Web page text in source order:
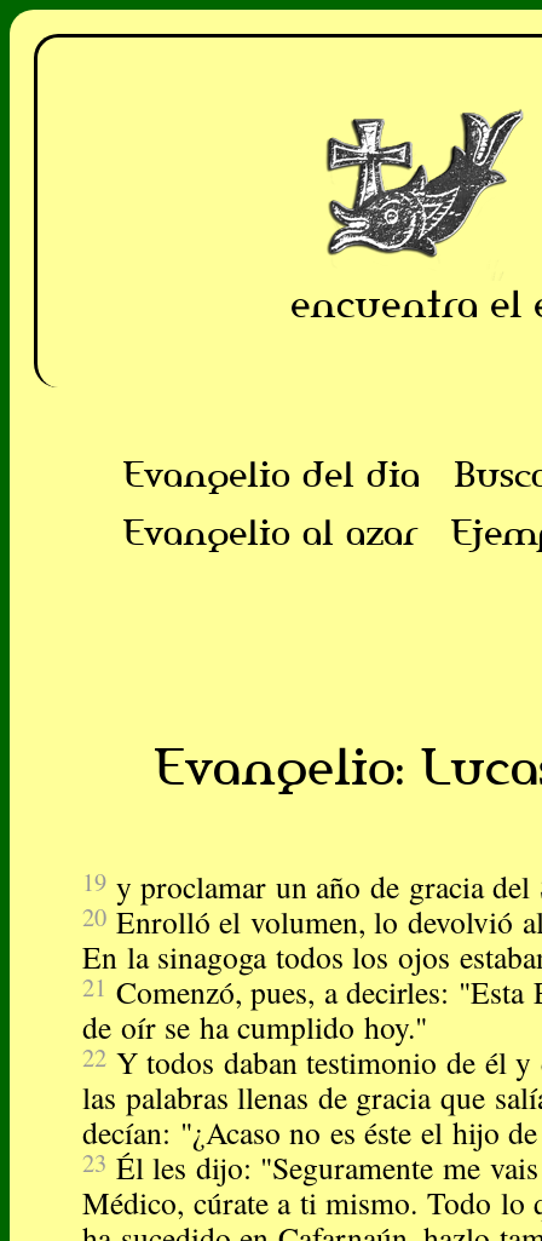
encuentra el
Evangelio del dia
Evangelio al azar
Evangelio:
19 y proclamar un año de gracia del
20 Enrolló el volumen, lo devolvió
En la sinagoga todos los ojos
21 Comenzó, pues, a decirles: "Esta
de oír se ha cumplido hoy."
22 Y todos daban testimonio de él y
las palabras llenas de gracia que
decían: "¿Acaso no es éste el hijo
23 Él les dijo: "Seguramente me
Médico, cúrate a ti mismo. Todo lo